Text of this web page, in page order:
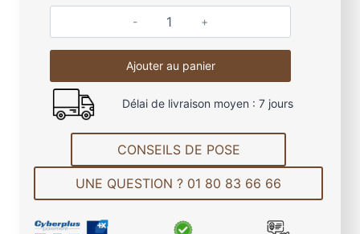
q
u
a
t
t
é
d
e
L
Ajouter au panier
Délai de livraison moyen : 7 jours
CONSEILS DE POSE
UNE QUESTION ? 01 80 83 66 66